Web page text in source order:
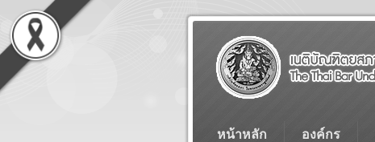
หน้าหลัก องค์กร